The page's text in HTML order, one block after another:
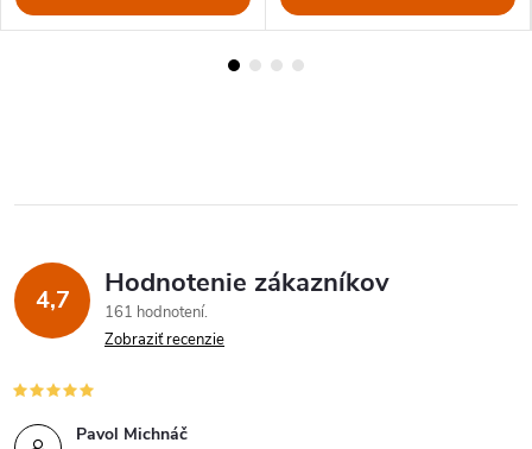
4,7 Hodnotenie zákazníkov
161 hodnotení
Zobraziť recenzie
Pavol Michnáč